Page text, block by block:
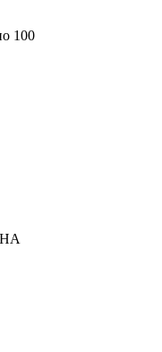
100